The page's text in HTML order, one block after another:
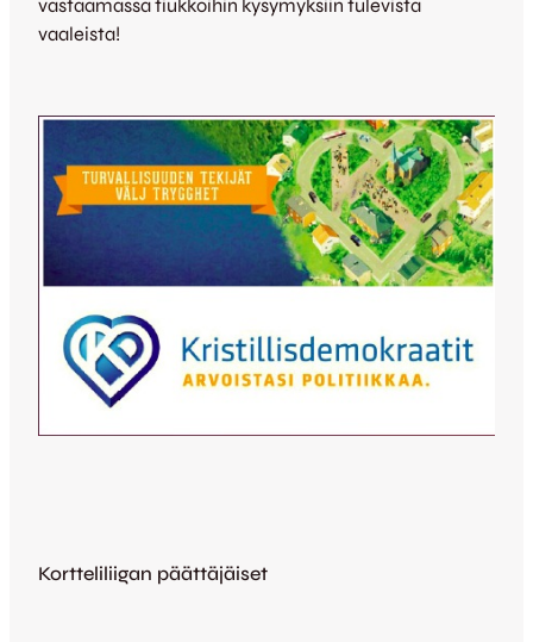
vastaamassa tiukkoihin kysymyksiin tulevista
vaaleista!
Kortteliliigan päättäjäiset